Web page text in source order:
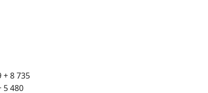
+ 8 735
5 480